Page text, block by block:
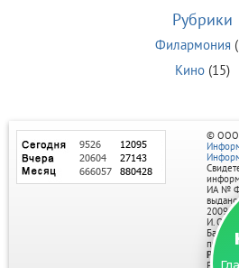
Рубрики
Филармония
Кино(15)
© ООО
ИА №
2009г.
И. О.